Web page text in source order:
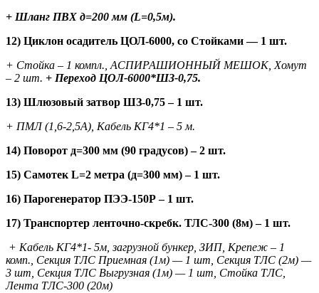
+ Шланг ПВХ д=200 мм (L=0,5м).
12) Циклон осадитель ЦОЛ-6000, со Стойками — 1 шт.
+ Стойка – 1 компл., АСПИРАШИОННЫЙ МЕШОК, Хомут
– 2 шт. + Переход ЦОЛ-6000*ШЗ-0,75.
13) Шлюзовый затвор ШЗ-0,75 – 1 шт.
+ ПМЛ (1,6-2,5А), Кабель КГ4*1 – 5 м.
14) Поворот д=300 мм (90 градусов) – 2 шт.
15) СамотекL=2 метра (д=300 мм) – 1 шт.
16) Парогенератор ПЭЭ-150Р – 1 шт.
17) Транспортер ленточно-скребк. ТЛС-300 (8м) – 1 шт.
+ Кабель КГ4*1- 5м, загрузной бункер, ЗИП, Крепеж – 1
комп., Секция ТЛС Приемная (1м) — 1 шт, Секция ТЛС (2м) —
3 шт, Секция ТЛС Выгрузная (1м) — 1 шт, Стойка ТЛС,
Лента ТЛС-300 (20м)